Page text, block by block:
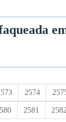
2574
2581 2582